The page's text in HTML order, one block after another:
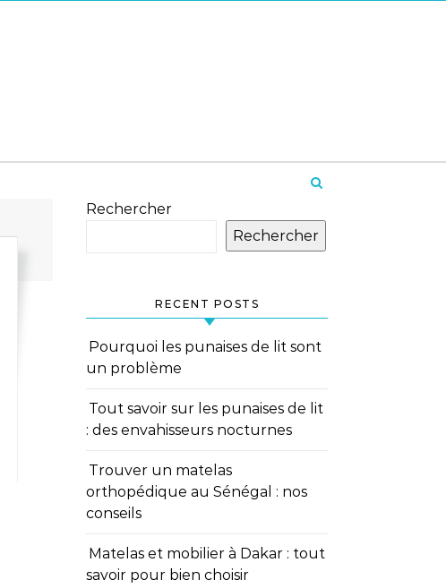
Rechercher
Rechercher
RECENT POSTS
Pourquoi les punaises de lit sont
un problème
Tout savoir sur les punaises de lit
: des envahisseurs nocturnes
Trouver un matelas
orthopédique au Sénégal : nos
conseils
Matelas et mobilier à Dakar : tout
savoir pour bien choisir